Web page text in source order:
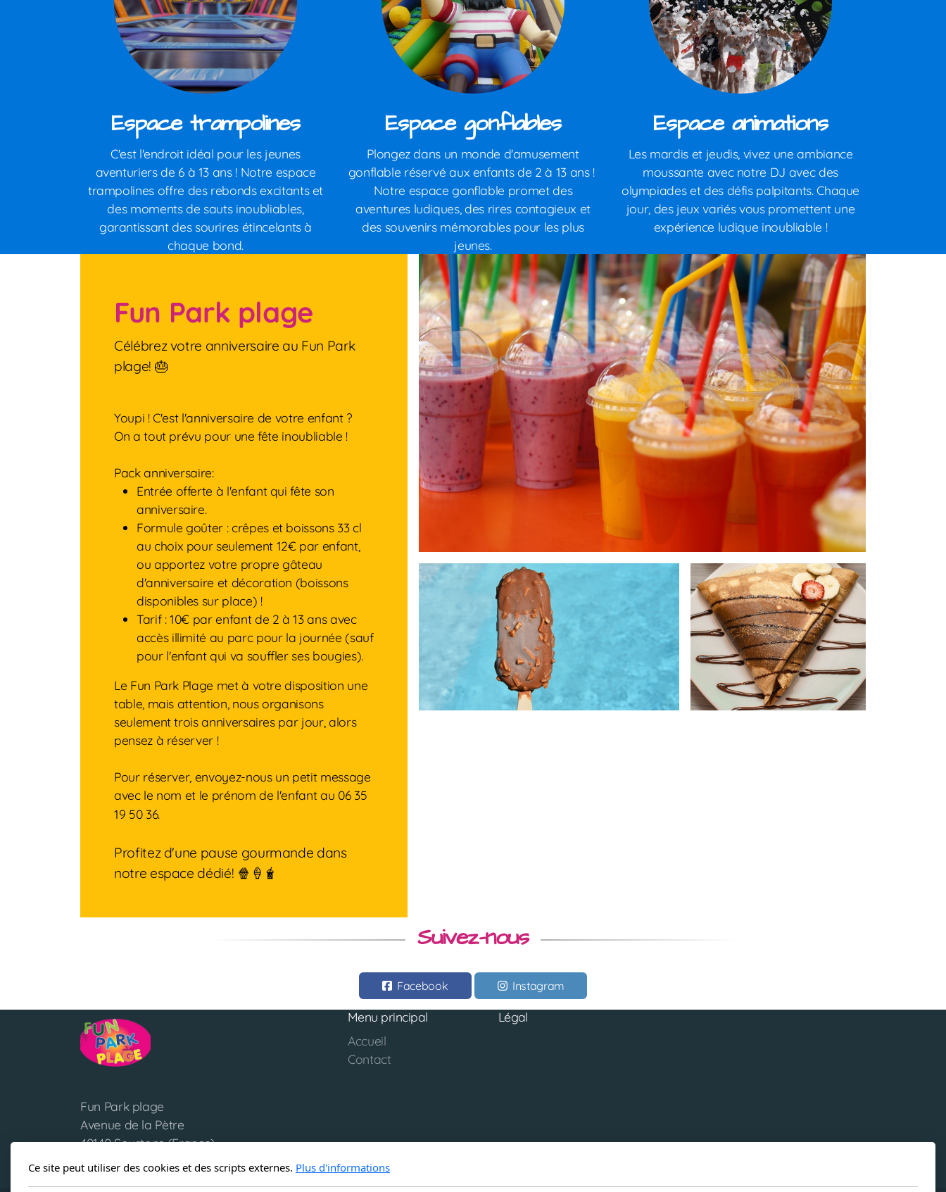
Espace trampolines
C'est l'endroit idéal pour les jeunes
aventuriers de 6 à 13 ans ! Notre espace
trampolines offre des rebonds excitants et
des moments de sauts inoubliables,
garantissant des sourires étincelants à
chaque bond.
Espace gonflables
Plongez dans un monde d'amusement
gonflable réservé aux enfants de 2 à 13 ans !
Notre espace gonflable promet des
aventures ludiques, des rires contagieux et
des souvenirs mémorables pour les plus
jeunes.
Espace animations
Les mardis et jeudis, vivez une ambiance
moussante avec notre DJ avec des
olympiades et des défis palpitants. Chaque
jour, des jeux variés vous promettent une
expérience ludique inoubliable !
Fun Park plage
Célébrez votre anniversaire au Fun Park
plage! 🎂
Youpi ! C'est l'anniversaire de votre enfant ?
On a tout prévu pour une fête inoubliable !
Pack anniversaire:
Entrée offerte à l'enfant qui fête son
anniversaire.
Formule goûter : crêpes et boissons 33 cl
au choix pour seulement 12€ par enfant,
ou apportez votre propre gâteau
d'anniversaire et décoration (boissons
disponibles sur place) !
Tarif : 10€ par enfant de 2 à 13 ans avec
accès illimité au parc pour la journée (sauf
pour l'enfant qui va souffler ses bougies).
Le Fun Park Plage met à votre disposition une
table, mais attention, nous organisons
seulement trois anniversaires par jour, alors
pensez à réserver !
Pour réserver, envoyez-nous un petit message
avec le nom et le prénom de l'enfant au 06 35
19 50 36.
Profitez d'une pause gourmande dans
notre espace dédié! 🍿🍦🧋
Suivez-nous
Facebook Instagram
Fun Park plage
Avenue de la Pètre
40140 Soustons (France)
06 35 19 50 36 (WhatsApp)
Menu principal
Accueil
Contact
Légal
Ce site peut utiliser des cookies et des scripts externes. Plus d'informations